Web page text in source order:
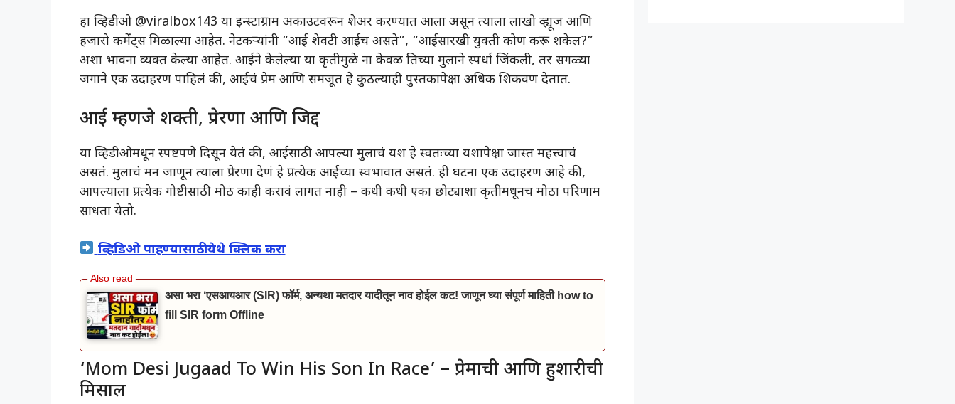
हा व्हिडीओ @viralbox143 या इन्स्टाग्राम अकाउंटवरून शेअर करण्यात आला असून त्याला लाखो व्ह्यूज आणि
हजारो कमेंट्स मिळाल्या आहेत. नेटकऱ्यांनी “आई शेवटी आईच असते”, “आईसारखी युक्ती कोण करू शकेल?”
अशा भावना व्यक्त केल्या आहेत. आईने केलेल्या या कृतीमुळे ना केवळ तिच्या मुलाने स्पर्धा जिंकली, तर सगळ्या
जगाने एक उदाहरण पाहिलं की, आईचं प्रेम आणि समजूत हे कुठल्याही पुस्तकापेक्षा अधिक शिकवण देतात.
आई म्हणजे शक्ती, प्रेरणा आणि जिद्द
या व्हिडीओमधून स्पष्टपणे दिसून येतं की, आईसाठी आपल्या मुलाचं यश हे स्वतःच्या यशापेक्षा जास्त महत्त्वाचं
असतं. मुलाचं मन जाणून त्याला प्रेरणा देणं हे प्रत्येक आईच्या स्वभावात असतं. ही घटना एक उदाहरण आहे की,
आपल्याला प्रत्येक गोष्टीसाठी मोठं काही करावं लागत नाही – कधी कधी एका छोट्याशा कृतीमधूनच मोठा परिणाम
साधता येतो.
व्हिडिओ पाहण्यासाठी येथे क्लिक करा
असा भरा ‘एसआयआर (SIR) फॉर्म, अन्यथा मतदार यादीतून नाव होईल कट! जाणून घ्या संपूर्ण माहिती how to
fill SIR form Offline
‘Mom Desi Jugaad To Win His Son In Race’ – प्रेमाची आणि हुशारीची
मिसाल